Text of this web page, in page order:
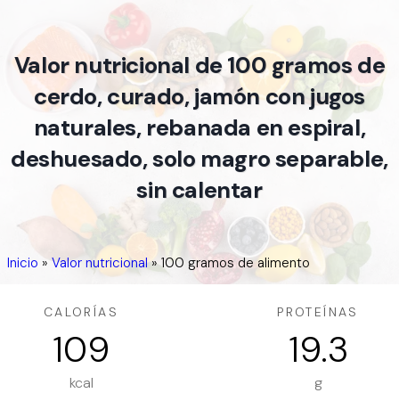
Valor nutricional de 100 gramos de
cerdo, curado, jamón con jugos
naturales, rebanada en espiral,
deshuesado, solo magro separable,
sin calentar
Inicio » Valor nutricional»100 gramos de alimento
CALORÍAS
109
kcal
PROTEÍNAS
19.3
g